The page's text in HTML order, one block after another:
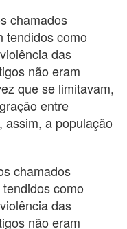
famílias
suas
assistir à
em
Grande
mutilou uma
em
foram
Primeira
Mundial, a
se deveram
mortais, a
como uma
do inimigo.
chamados
tendidos como
das
não eram
que se limitavam,
entre
assim, a população
chamados
tendidos como
das
não eram